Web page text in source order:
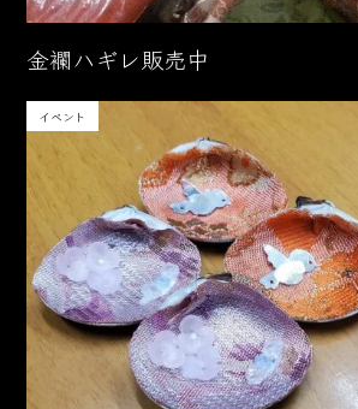
金襴ハギレ販売中
イベント